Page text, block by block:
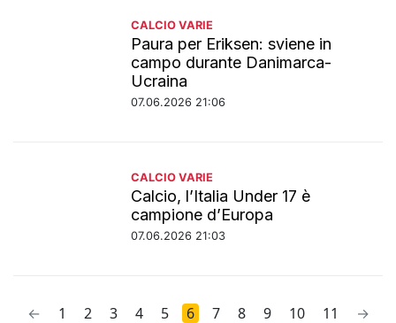
CALCIO VARIE
Paura per Eriksen: sviene in
campo durante Danimarca-
Ucraina
07.06.2026 21:06
CALCIO VARIE
Calcio, l’Italia Under 17 è
campione d’Europa
07.06.2026 21:03
← 1 2 3 4 5 6 7 8 9 10 11 →